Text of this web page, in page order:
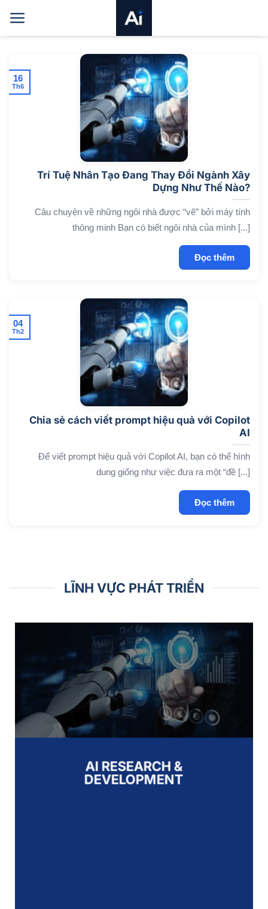
qua
nội
Trí Tuệ Nhân Tạo Đang Thay Đổi Ngành Xây
Dựng Như Thế Nào?
Câu chuyện về những ngôi nhà được “vẽ” bởi máy tính
thông minh Bạn có biết ngôi nhà của mình [...]
Đọc thêm
16
Th6
Chia sẻ cách viết prompt hiệu quả với Copilot
AI
Để viết prompt hiệu quả với Copilot AI, bạn có thể hình
dung giống như việc đưa ra một “đề [...]
Đọc thêm
04
Th2
LĨNH VỰC PHÁT TRIỂN
AI RESEARCH &
DEVELOPMENT